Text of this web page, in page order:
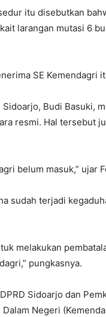
itu disebutkan
larangan mutasi 6
SE Kemendagri
Budi Basuki,
resmi. Hal tersebut
belum masuk,” ujar
sudah terjadi
melakukan
pungkasnya.
Sidoarjo dan
Negeri